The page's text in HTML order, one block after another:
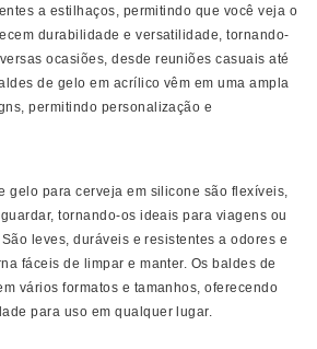
a estilhaços, permitindo que você veja o
durabilidade e versatilidade, tornando-
ocasiões, desde reuniões casuais até
de gelo em acrílico vêm em uma ampla
permitindo personalização e
gelo para cerveja em silicone são flexíveis,
tornando-os ideais para viagens ou
leves, duráveis ​​e resistentes a odores e
fáceis de limpar e manter. Os baldes de
vários formatos e tamanhos, oferecendo
para uso em qualquer lugar.